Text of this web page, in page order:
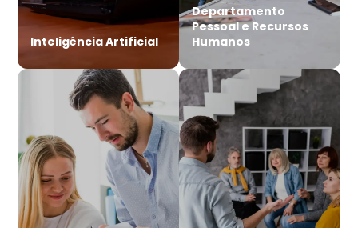
Inteligência Artificial
Departamento
Pessoal e Recursos
Humanos